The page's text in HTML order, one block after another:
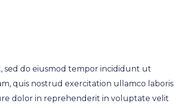
sed do eiusmod tempor incididunt ut
quis nostrud exercitation ullamco laboris
dolor in reprehenderit in voluptate velit